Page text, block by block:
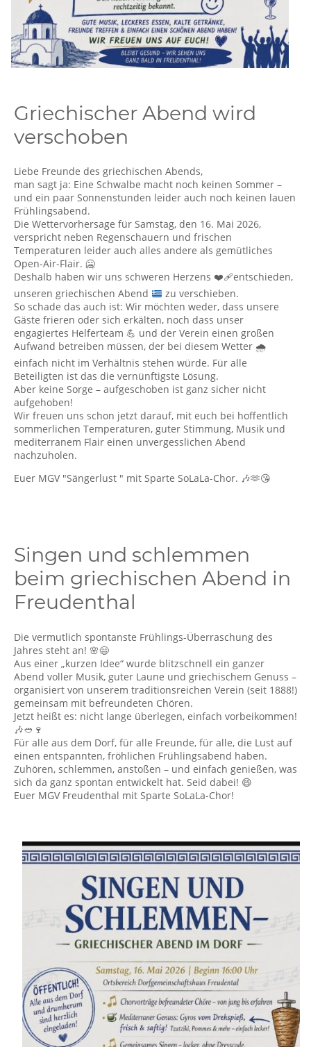
Griechischer Abend wird
verschoben
Liebe Freunde des griechischen Abends,
man sagt ja: Eine Schwalbe macht noch keinen Sommer –
und ein paar Sonnenstunden leider auch noch keinen lauen
Frühlingsabend.
Die Wettervorhersage für Samstag, den 16. Mai 2026,
verspricht neben Regenschauern und frischen
Temperaturen leider auch alles andere als gemütliches
Open-Air-Flair. 🥶
Deshalb haben wir uns schweren Herzens ❤️‍🩹entschieden,
unseren griechischen Abend
zu verschieben.
So schade das auch ist: Wir möchten weder, dass unsere
Gäste frieren oder sich erkälten, noch dass unser
engagiertes Helferteam 💪 und der Verein einen großen
Aufwand betreiben müssen, der bei diesem Wetter 🌧️
einfach nicht im Verhältnis stehen würde. Für alle
Beteiligten ist das die vernünftigste Lösung.
Aber keine Sorge – aufgeschoben ist ganz sicher nicht
aufgehoben!
Wir freuen uns schon jetzt darauf, mit euch bei hoffentlich
sommerlichen Temperaturen, guter Stimmung, Musik und
mediterranem Flair einen unvergesslichen Abend
nachzuholen.
Euer MGV "Sängerlust " mit Sparte SoLaLa-Chor. 🎶🫶😘
Singen und schlemmen
beim griechischen Abend in
Freudenthal
Die vermutlich spontanste Frühlings-Überraschung des
Jahres steht an! 🌸😄
Aus einer „kurzen Idee“ wurde blitzschnell ein ganzer
Abend voller Musik, guter Laune und griechischem Genuss –
organisiert von unserem traditionsreichen Verein (seit 1888!)
gemeinsam mit befreundeten Chören.
Jetzt heißt es: nicht lange überlegen, einfach vorbeikommen!
🎶🥙🍷
Für alle aus dem Dorf, für alle Freunde, für alle, die Lust auf
einen entspannten, fröhlichen Frühlingsabend haben.
Zuhören, schlemmen, anstoßen – und einfach genießen, was
sich da ganz spontan entwickelt hat. Seid dabei! 😄
Euer MGV Freudenthal mit Sparte SoLaLa-Chor!